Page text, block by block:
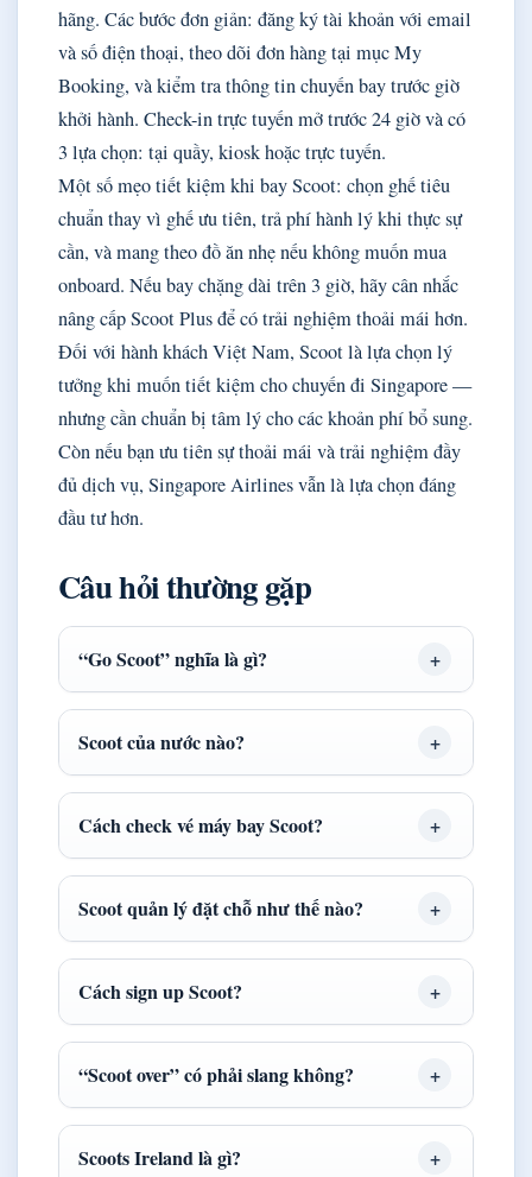
hãng. Các bước đơn giản: đăng ký tài khoản với email
và số điện thoại, theo dõi đơn hàng tại mục My
Booking, và kiểm tra thông tin chuyến bay trước giờ
khởi hành. Check-in trực tuyến mở trước 24 giờ và có
3 lựa chọn: tại quầy, kiosk hoặc trực tuyến.
Một số mẹo tiết kiệm khi bay Scoot: chọn ghế tiêu
chuẩn thay vì ghế ưu tiên, trả phí hành lý khi thực sự
cần, và mang theo đồ ăn nhẹ nếu không muốn mua
onboard. Nếu bay chặng dài trên 3 giờ, hãy cân nhắc
nâng cấp Scoot Plus để có trải nghiệm thoải mái hơn.
Đối với hành khách Việt Nam, Scoot là lựa chọn lý
tưởng khi muốn tiết kiệm cho chuyến đi Singapore —
nhưng cần chuẩn bị tâm lý cho các khoản phí bổ sung.
Còn nếu bạn ưu tiên sự thoải mái và trải nghiệm đầy
đủ dịch vụ, Singapore Airlines vẫn là lựa chọn đáng
đầu tư hơn.
Câu hỏi thường gặp
“Go Scoot” nghĩa là gì?
Scoot của nước nào?
Cách check vé máy bay Scoot?
Scoot quản lý đặt chỗ như thế nào?
Cách sign up Scoot?
“Scoot over” có phải slang không?
Scoots Ireland là gì?